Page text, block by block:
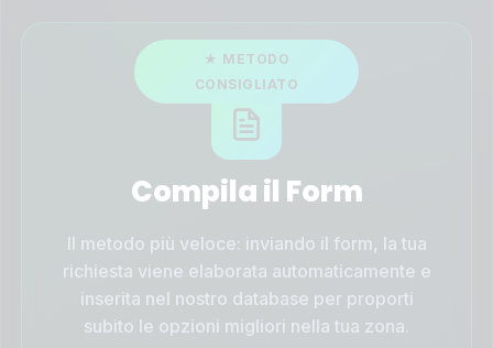
Compila il Form
Il metodo più veloce: inviando il form, la tua
richiesta viene elaborata automaticamente e
inserita nel nostro database per proporti
subito le opzioni migliori nella tua zona.